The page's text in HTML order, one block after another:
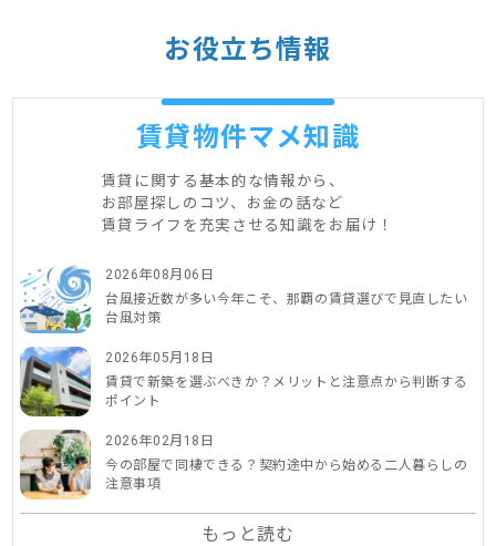
お役立ち情報
賃貸物件マメ知識
賃貸に関する基本的な情報から、
お部屋探しのコツ、お金の話など
賃貸ライフを充実させる知識をお届け！
2026年08月06日
台風接近数が多い今年こそ、那覇の賃貸選びで見直したい
台風対策
2026年05月18日
賃貸で新築を選ぶべきか？メリットと注意点から判断する
ポイント
2026年02月18日
今の部屋で同棲できる？契約途中から始める二人暮らしの
注意事項
もっと読む